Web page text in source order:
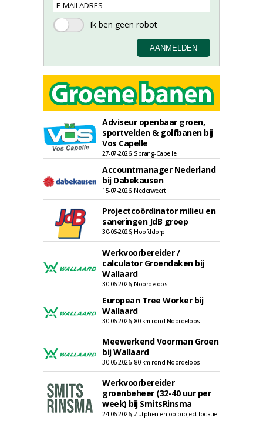
Adviseur openbaar groen,
sportvelden & golfbanen bij
Vos Capelle
27-07-2026, Sprang-Capelle
Accountmanager Nederland
bij Dabekausen
15-07-2026, Nederweert
Projectcoördinator milieu en
saneringen JdB groep
30-06-2026, Hoofddorp
Werkvoorbereider /
calculator Groendaken bij
Wallaard
30-06-2026, Noordeloos
European Tree Worker bij
Wallaard
30-06-2026, 80 km rond Noordeloos
Meewerkend Voorman Groen
bij Wallaard
30-06-2026, 80 km rond Noordeloos
Werkvoorbereider
groenbeheer (32-40 uur per
week) bij SmitsRinsma
24-06-2026, Zutphen en op project locatie